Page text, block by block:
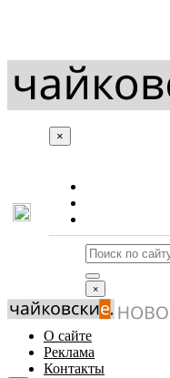
×
×
О сайте
Реклама
Контакты